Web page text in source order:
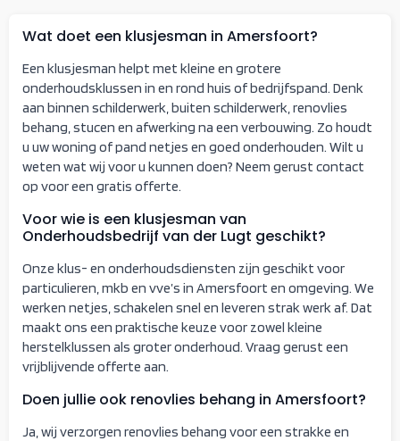
Wat doet een klusjesman in Amersfoort?
Een klusjesman helpt met kleine en grotere
onderhoudsklussen in en rond huis of bedrijfspand. Denk
aan binnen schilderwerk, buiten schilderwerk, renovlies
behang, stucen en afwerking na een verbouwing. Zo houdt
u uw woning of pand netjes en goed onderhouden. Wilt u
weten wat wij voor u kunnen doen? Neem gerust contact
op voor een gratis offerte.
Voor wie is een klusjesman van
Onderhoudsbedrijf van der Lugt geschikt?
Onze klus- en onderhoudsdiensten zijn geschikt voor
particulieren, mkb en vve’s in Amersfoort en omgeving. We
werken netjes, schakelen snel en leveren strak werk af. Dat
maakt ons een praktische keuze voor zowel kleine
herstelklussen als groter onderhoud. Vraag gerust een
vrijblijvende offerte aan.
Doen jullie ook renovlies behang in Amersfoort?
Ja, wij verzorgen renovlies behang voor een strakke en